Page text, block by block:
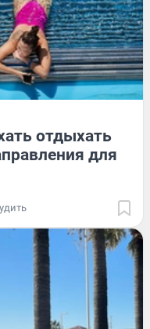
отдыхать
для